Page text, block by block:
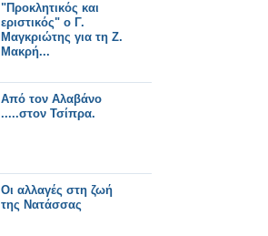
"Προκλητικός και
εριστικός" ο Γ.
Μαγκριώτης για τη Ζ.
Μακρή...
Από τον Αλαβάνο
.....στον Τσίπρα.
Οι αλλαγές στη ζωή
της Νατάσσας